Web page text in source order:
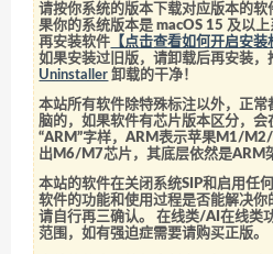
请按你系统的版本下载对应版本的软
果你的系统版本是 macOS 15 及以
再安装软件 【点击查看如何开启安装
如果安装过旧版，请卸载后再安装
Uninstaller 卸载的干净！
本站所有软件除特殊标注以外，正
脑的，如果软件有芯片版本区分，会
“ARM”字样，ARM表示苹果M1/
出M6/M7芯片，其底层依然是ARM
本站的软件在关闭系统SIP和启用任
软件的功能和使用过程是否能解决
请自行再三确认。 在线类/AI在线类
范围，如有强迫症需要请购买正版。